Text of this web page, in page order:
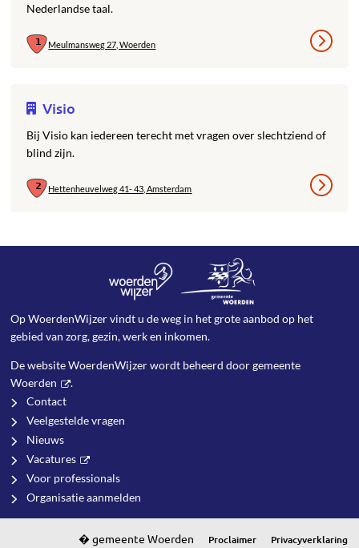
Nederlandse taal.
Meulmansweg 27, Woerden
Visio
Bij Visio kan iedereen terecht met vragen over slechtziend of
blind zijn.
Hettenheuvelweg 41- 43, Amsterdam
Op WoerdenWijzer vindt u de weg in het grote aanbod op het
gebied van zorg, gezin, werk en inkomen.
De website WoerdenWijzer wordt beheerd doorgemeente
Woerden
.
Contact
Veelgestelde vragen
Nieuws
Vacatures
Voor professionals
Organisatie aanmelden
Proclaimer Privacyverklaring